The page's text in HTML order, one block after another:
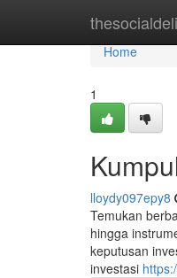
Home
Home
1
lloydy097epy8
Temukan
hingga
keputusan
investasi